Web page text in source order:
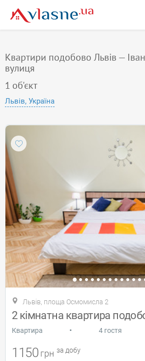
Квартири подобово Львів —
вулиця
1 об'єкт
Львів, Україна
Львів, площа Осмомисла 2
2 кімнатна квартира
Квартира • 4 гостя
1150 грн за добу